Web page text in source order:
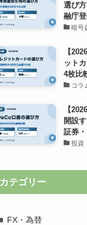
選び
融庁
暗号
【
ット
4枚比
コラ
【
開設
証券
投資
カテゴリー
FX・為替